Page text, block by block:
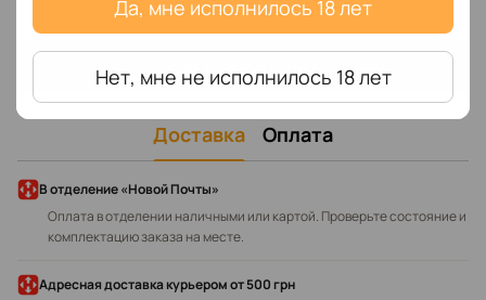
Да, мне исполнилось 18 лет
Нет, мне не исполнилось 18 лет
Доставка Оплата
В отделение «Новой Почты»
Оплата в отделении наличными или картой. Проверьте состояние и
комплектацию заказа на месте.
Адресная доставка курьеромот 500 грн